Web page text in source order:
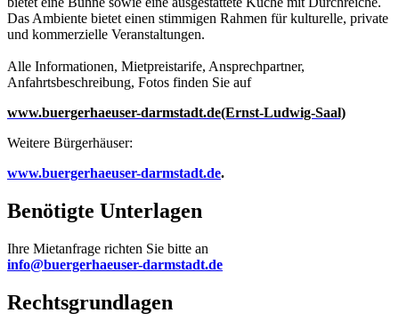
Das Ambiente bietet einen stimmigen Rahmen für kulturelle, private
und kommerzielle Veranstaltungen.
Alle Informationen, Mietpreistarife, Ansprechpartner,
Anfahrtsbeschreibung, Fotos finden Sie auf
www.buergerhaeuser-darmstadt.de(Ernst-Ludwig-Saal)
Weitere Bürgerhäuser:
www.buergerhaeuser-darmstadt.de.
Benötigte Unterlagen
Ihre Mietanfrage richten Sie bitte an
info@buergerhaeuser-darmstadt.de
Rechtsgrundlagen